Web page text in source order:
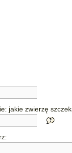
jakie zwierzę